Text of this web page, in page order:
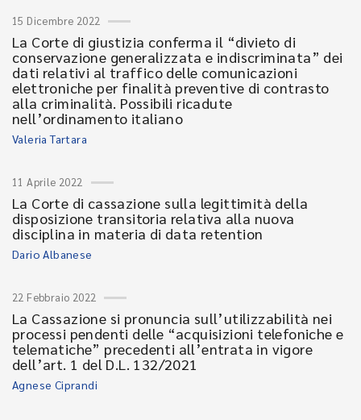
15 Dicembre 2022
La Corte di giustizia conferma il “divieto di
conservazione generalizzata e indiscriminata” dei
dati relativi al traffico delle comunicazioni
elettroniche per finalità preventive di contrasto
alla criminalità. Possibili ricadute
nell’ordinamento italiano
Valeria Tartara
11 Aprile 2022
La Corte di cassazione sulla legittimità della
disposizione transitoria relativa alla nuova
disciplina in materia di data retention
Dario Albanese
22 Febbraio 2022
La Cassazione si pronuncia sull’utilizzabilità nei
processi pendenti delle “acquisizioni telefoniche e
telematiche” precedenti all’entrata in vigore
dell’art. 1 del D.L. 132/2021
Agnese Ciprandi